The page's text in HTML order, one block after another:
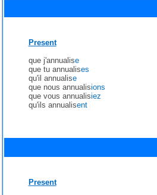
Present
que j'annualise
que tu annualises
qu'il annualise
que nous annualisions
que vous annualisiez
qu'ils annualisent
Present